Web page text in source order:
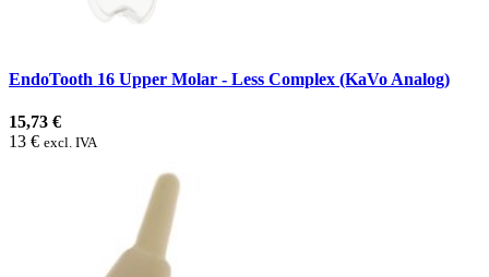
EndoTooth 16 Upper Molar - Less Complex (KaVo Analog)
15,73 €
13 € excl. IVA